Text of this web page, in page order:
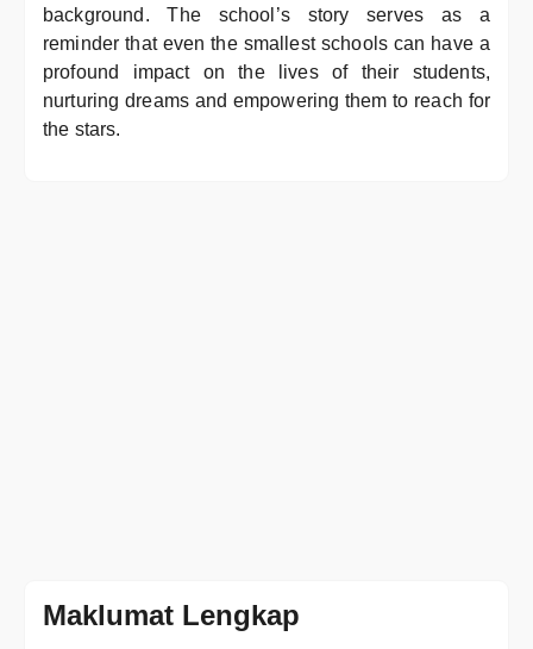
background. The school’s story serves as a
reminder that even the smallest schools can have a
profound impact on the lives of their students,
nurturing dreams and empowering them to reach for
the stars.
Maklumat Lengkap